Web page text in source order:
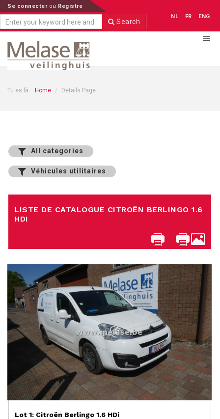
Se connecter ou Registre
Search
NL FR ENG
Tu es là Home Details Page
All categories
Véhicules utilitaires
LISTE DE CATALOGUE CITROËN BERLINGO 1.6
HDI
Lot 1: Citroën Berlingo 1.6 HDi